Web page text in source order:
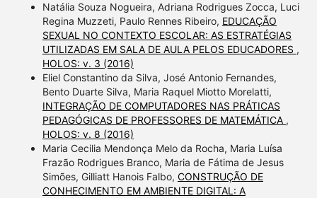
Natália Souza Nogueira, Adriana Rodrigues Zocca, Luci
Regina Muzzeti, Paulo Rennes Ribeiro, EDUCAÇÃO
SEXUAL NO CONTEXTO ESCOLAR: AS ESTRATÉGIAS
UTILIZADAS EM SALA DE AULA PELOS EDUCADORES ,
HOLOS: v. 3 (2016)
Eliel Constantino da Silva, José Antonio Fernandes,
Bento Duarte Silva, Maria Raquel Miotto Morelatti,
INTEGRAÇÃO DE COMPUTADORES NAS PRÁTICAS
PEDAGÓGICAS DE PROFESSORES DE MATEMÁTICA ,
HOLOS: v. 8 (2016)
Maria Cecilia Mendonça Melo da Rocha, Maria Luísa
Frazão Rodrigues Branco, Maria de Fátima de Jesus
Simões, Gilliatt Hanois Falbo, CONSTRUÇÃO DE
CONHECIMENTO EM AMBIENTE DIGITAL: A